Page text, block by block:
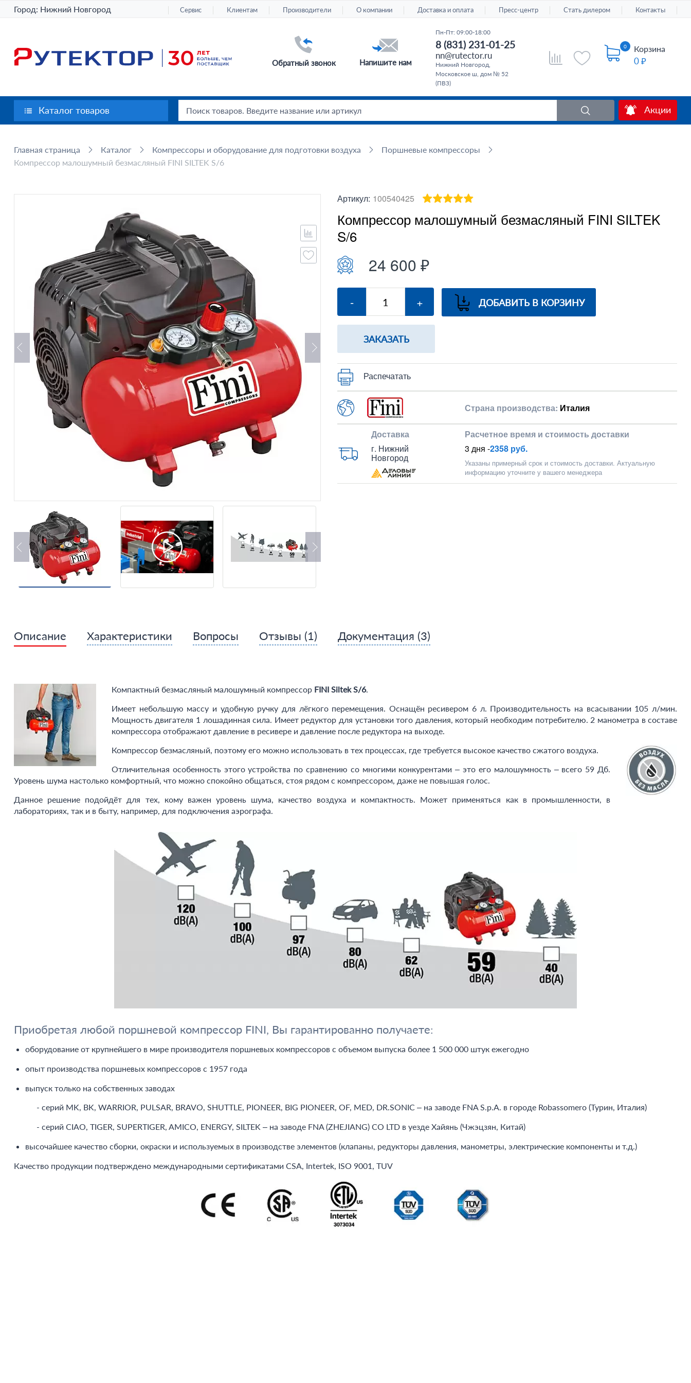
Город: Нижний Новгород Сервис Клиентам Производители О компании Доставка и оплата Пресс-центр Стать дилером Контакты
0 Корзина
0 ₽
Обратный звонок Напишите нам
Пн-Пт: 09:00-18:00
8 (831) 231-01-25
nn@rutector.ru
Нижний Новгород,
Московское ш, дом № 52
(ПВЗ)
Акции
Каталог товаров
Главная страница Каталог Компрессоры и оборудование для подготовки воздуха
Поршневые компрессоры
Компрессор малошумный безмасляный FINI SILTEK S/6
Артикул: 100540425
Компрессор малошумный безмасляный FINI SILTEK
S/6
24 600 ₽
- + ДОБАВИТЬ В КОРЗИНУ
ЗАКАЗАТЬ
Распечатать
Страна производства: Италия
Доставка
г. Нижний
Новгород
Расчетное время и стоимость доставки
3 дня -2358 руб.
Указаны примерный срок и стоимость доставки. Актуальную
информацию уточните у вашего менеджера
Описание Характеристики Вопросы Отзывы (1) Документация (3)
Компактный безмасляный малошумный компрессор FINI Siltek S/6.
Имеет небольшую массу и удобную ручку для лёгкого перемещения. Оснащён ресивером 6 л. Производительность на всасывании 105 л/мин.
Мощность двигателя 1 лошадинная сила. Имеет редуктор для установки того давления, который необходим потребителю. 2 манометра в составе
компрессора отображают давление в ресивере и давление после редуктора на выходе.
Компрессор безмасляный, поэтому его можно использовать в тех процессах, где требуется высокое качество сжатого воздуха.
Отличительная особенность этого устройства по сравнению со многими конкурентами – это его малошумность – всего 59 Дб.
Уровень шума настолько комфортный, что можно спокойно общаться, стоя рядом с компрессором, даже не повышая голос.
Данное решение подойдёт для тех, кому важен уровень шума, качество воздуха и компактность. Может применяться как в промышленности, в
лабораториях, так и в быту, например, для подключения аэрографа.
Приобретая любой поршневой компрессор FINI, Вы гарантированно получаете:
оборудование от крупнейшего в мире производителя поршневых компрессоров с объемом выпуска более 1 500 000 штук ежегодно
опыт производства поршневых компрессоров с 1957 года
выпуск только на собственных заводах
- серий MK, BK, WARRIOR, PULSAR, BRAVO, SHUTTLE, PIONEER, BIG PIONEER, OF, MED, DR.SONIC – на заводе FNA S.p.A. в городе Robassomero (Турин, Италия)
- серий CIAO, TIGER, SUPERTIGER, AMICO, ENERGY, SILTEK – на заводе FNA (ZHEJIANG) CO LTD в уезде Хайянь (Чжэцзян, Китай)
высочайшее качество сборки, окраски и используемых в производстве элементов (клапаны, редукторы давления, манометры, электрические компоненты и т.д.)
Качество продукции подтверждено международными сертификатами CSA, Intertek, ISO 9001, TUV